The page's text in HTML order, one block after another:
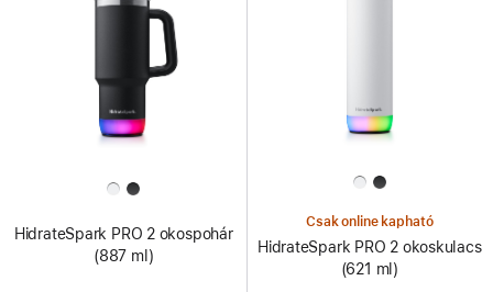
HidrateSpark PRO 2 okospohár
(887 ml)
Csak online kapható
HidrateSpark PRO 2 okoskulacs
(621 ml)